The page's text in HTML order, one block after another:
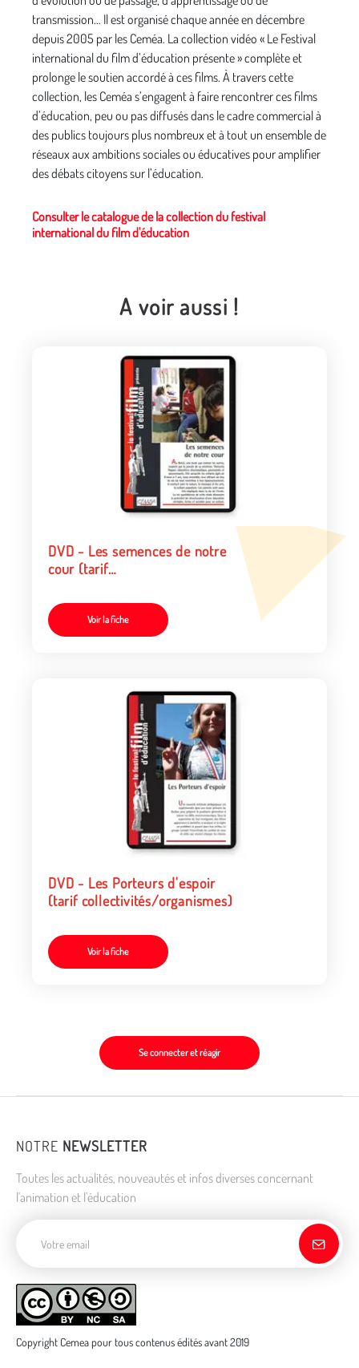
transmission… Il est organisé chaque année en décembre
depuis 2005 par les Ceméa. La collection vidéo « Le Festival
international du film d’éducation présente » complète et
prolonge le soutien accordé à ces films. À travers cette
collection, les Ceméa s’engagent à faire rencontrer ces films
d’éducation, peu ou pas diffusés dans le cadre commercial à
des publics toujours plus nombreux et à tout un ensemble de
réseaux aux ambitions sociales ou éducatives pour amplifier
des débats citoyens sur l’éducation.
Consulter le catalogue de la collection du festival
international du film d'éducation
A voir aussi !
DVD - Les semences de notre
cour (tarif
Voir la fiche
DVD - Les Porteurs d'espoir
(tarif collectivités/organismes)
Voir la fiche
Se connecter et réagir
NOTRE NEWSLETTER
Toutes les actualités, nouveautés et infos diverses concernant
l'animation et l'éducation
Copyright Cemea pour tous contenus édités avant 2019